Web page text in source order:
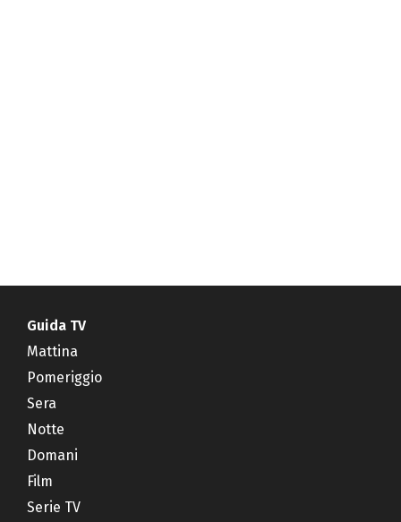
Guida TV
Mattina
Pomeriggio
Sera
Notte
Domani
Film
Serie TV